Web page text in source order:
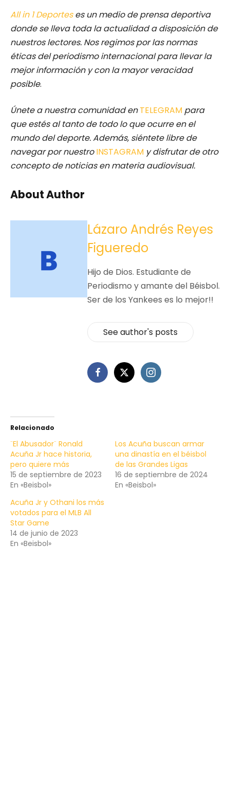
All in 1 Deporteses un medio de prensa deportiva
donde se lleva toda la actualidad a disposición de
nuestros lectores. Nos regimos por las normas
éticas del periodismo internacional para llevar la
mejor información y con la mayor veracidad
posible.
Únete a nuestra comunidad enTELEGRAM para
que estés al tanto de todo lo que ocurre en el
mundo del deporte. Además, siéntete libre de
navegar por nuestro INSTAGRAM y disfrutar de otro
concepto de noticias en materia audiovisual.
About Author
Lázaro Andrés Reyes
Figueredo
Hijo de Dios. Estudiante de
Periodismo y amante del Béisbol.
Ser de los Yankees es lo mejor!!
See author's posts
Relacionado
¨El Abusador¨ Ronald
Acuña Jr hace historia,
pero quiere más
15 de septiembre de 2023
En «Beisbol»
Los Acuña buscan armar
una dinastía en el béisbol
de las Grandes Ligas
16 de septiembre de 2024
En «Beisbol»
Acuña Jr y Othani los más
votados para el MLB All
Star Game
14 de junio de 2023
En «Beisbol»